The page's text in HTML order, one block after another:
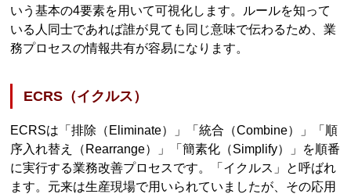
いう基本の4要素を用いて可視化します。ルールを知って
いる人同士であれば誰が見ても同じ意味で伝わるため、業
務プロセスの情報共有が容易になります。
ECRS（イクルス）
ECRSは「排除（Eliminate）」「統合（Combine）」「順
序入れ替え（Rearrange）」「簡素化（Simplify）」を順番
に実行する業務改善プロセスです。「イクルス」と呼ばれ
ます。元来は生産現場で用いられていましたが、その応用